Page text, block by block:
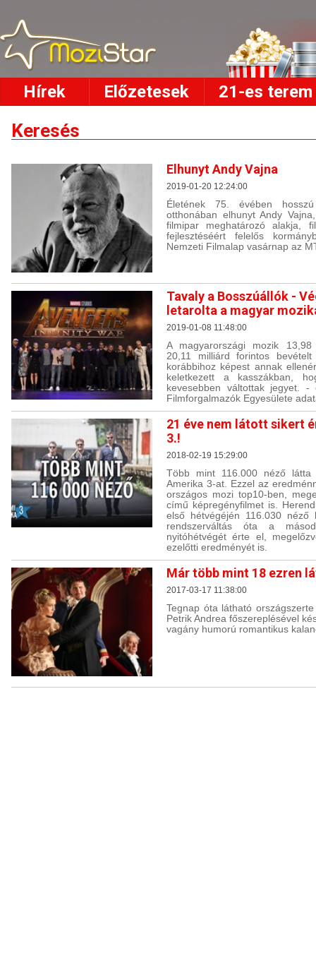
Hírek Előzetesek 21-es terem
Keresés
Elhunyt Andy Vajna
2019-01-20 12:24:00
Életének 75. évében
otthonában elhunyt Andy
filmipar meghatározó alakja,
fejlesztéséért felelős
Nemzeti Filmalap vasárnap az
Tavaly a Bosszúállók -
letarolta a magyar
2019-01-08 11:48:00
A magyarországi mozik
20,11 milliárd forintos
korábbihoz képest annak
keletkezett a kasszákban,
kevesebben váltottak jegyet.
Filmforgalmazók Egyesülete
21 éve nem látott sikert
3.!
2018-02-19 15:29:00
Több mint 116.000 néző
Amerika 3-at. Ezzel az
országos mozi top10-ben,
című képregényfilmet is.
első hétvégéjén 116.030
rendszerváltás óta a
nyitóhétvégét érte el,
ezelőtti eredményét is.
Már több mint 18 ezren
2017-03-17 11:38:00
Tegnap óta látható
Petrik Andrea főszereplésével
vagány humorú romantikus